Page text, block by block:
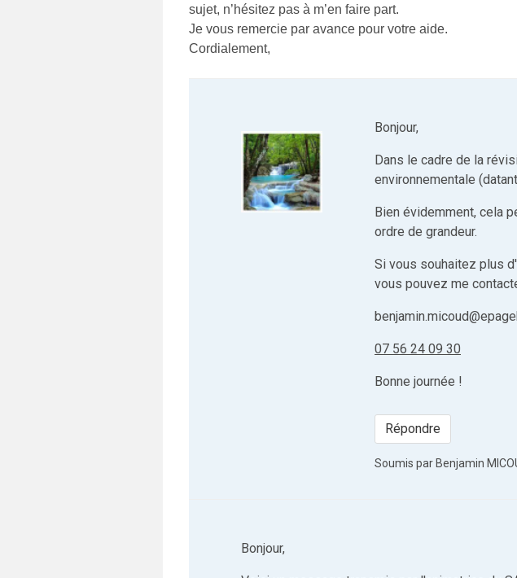
sujet, n’hésitez pas à m’en faire part.
Je vous remercie par avance pour votre aide.
Cordialement,
Bonjour,
Dans le cadre de la
environnementale
Bien évidemment, cela
ordre de grandeur.
Si vous souhaitez plus
vous pouvez me
07 56 24 09 30
Bonne journée !
Répondre
Soumis par Benjamin
Bonjour,